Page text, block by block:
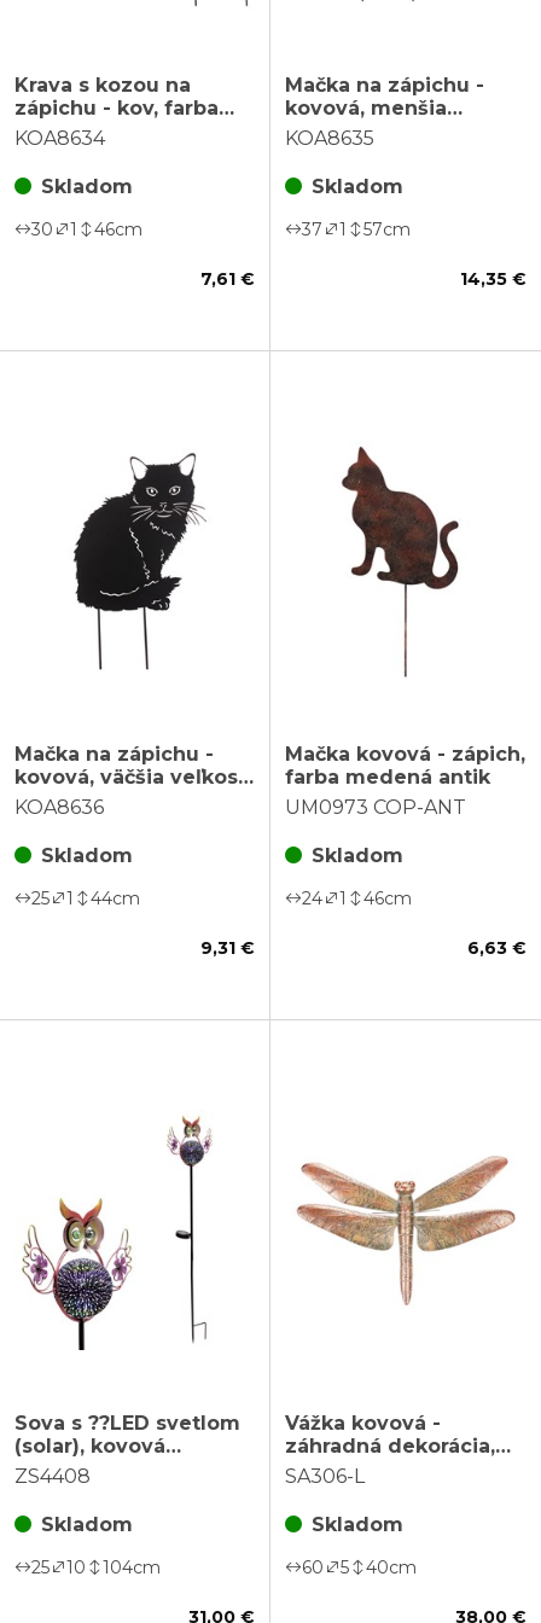
Krava s kozou na
zápichu - kov, farba
čierna, cena za 1 ks
KOA8634
Skladom
30 1 46cm
7,61 €
Mačka na zápichu -
kovová, menšia
veľkosť, farba čierna
KOA8635
Skladom
37 1 57cm
14,35 €
Mačka na zápichu -
kovová, väčšia veľkosť,
farba čierna
KOA8636
Skladom
25 1 44cm
9,31 €
Mačka kovová - zápich,
farba medená antik
UM0973 COP-ANT
Skladom
24 1 46cm
6,63 €
Sova s ??LED svetlom
(solar), kovová
záhradná dekorácia,
ZS4408
Skladom
25 10 104cm
31,00 €
Vážka kovová -
záhradná dekorácia,
medená
SA306-L
Skladom
60 5 40cm
38,00 €